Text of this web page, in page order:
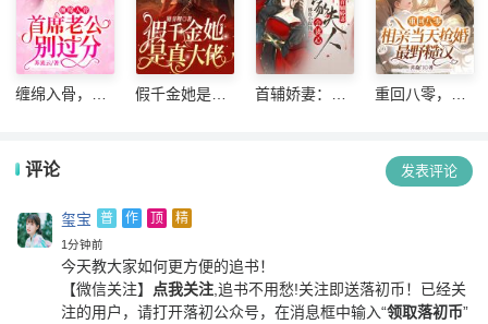
缠绵入骨，首
假千金她是真
首辅娇妻：我
重回八零，相
评论 发表评论
玺宝 普 作 顶 精
1分钟前
今天教大家如何更方便的追书！
【微信关注】 点我关注,追书不用愁!关注即送落初币！ 已经关
注的用户，请打开落初公众号，在消息框中输入“领取落初币”